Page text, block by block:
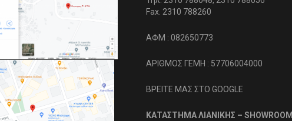
Fax. 2310 788260
ΑΦΜ : 082650773
ΑΡΙΘΜΟΣ ΓΕΜΗ : 57706004000
ΒΡΕΙΤΕ ΜΑΣ ΣΤΟ GOOGLE
ΚΑΤΑΣΤΗΜΑ ΛΙΑΝΙΚΗΣ – SHOWROOM